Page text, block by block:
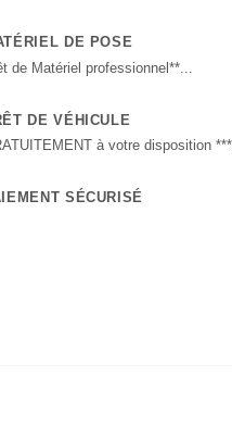
DE POSE
de Matériel professionnel**...
DE VÉHICULE
à votre disposition
SÉCURISÉ